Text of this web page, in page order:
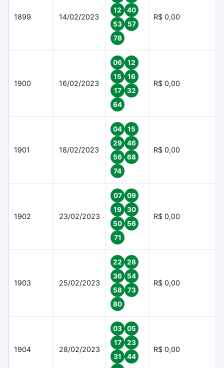
1899 14/02/2023
12
40
53
57
78
R$ 0,00
1900 16/02/2023
06
12
15
16
17
32
64
R$ 0,00
1901 18/02/2023
04
15
29
46
56
68
74
R$ 0,00
1902 23/02/2023
07
09
19
30
50
56
71
R$ 0,00
1903 25/02/2023
22
28
36
54
58
73
80
R$ 0,00
1904 28/02/2023
03
05
17
23
31
44
R$ 0,00